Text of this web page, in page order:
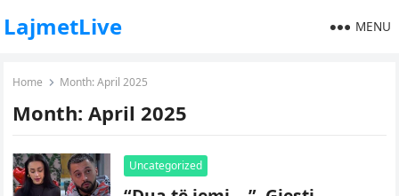
LajmetLive MENU
Home Month:April 2025
Month:April 2025
Uncategorized